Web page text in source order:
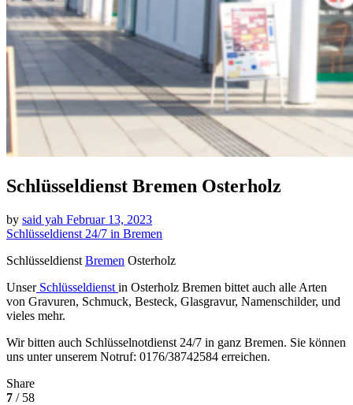
Schlüsseldienst Bremen Osterholz
by said yah Februar 13, 2023
Schlüsseldienst 24/7 in Bremen
Schlüsseldienst Bremen Osterholz
UnserSchlüsseldienst in Osterholz Bremen bittet auch alle Arten
von Gravuren, Schmuck, Besteck, Glasgravur, Namenschilder, und
vieles mehr.
Wir bitten auch Schlüsselnotdienst 24/7 in ganz Bremen. Sie können
uns unter unserem Notruf: 0176/38742584 erreichen.
Share
7 / 58